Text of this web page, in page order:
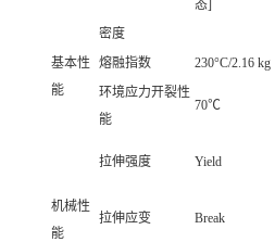
态]
基本性
能
密度
熔融指数
230°C/2.16 kg
环境应力开裂性
能
70℃
机械性
能
拉伸强度 Yield
拉伸应变 Break